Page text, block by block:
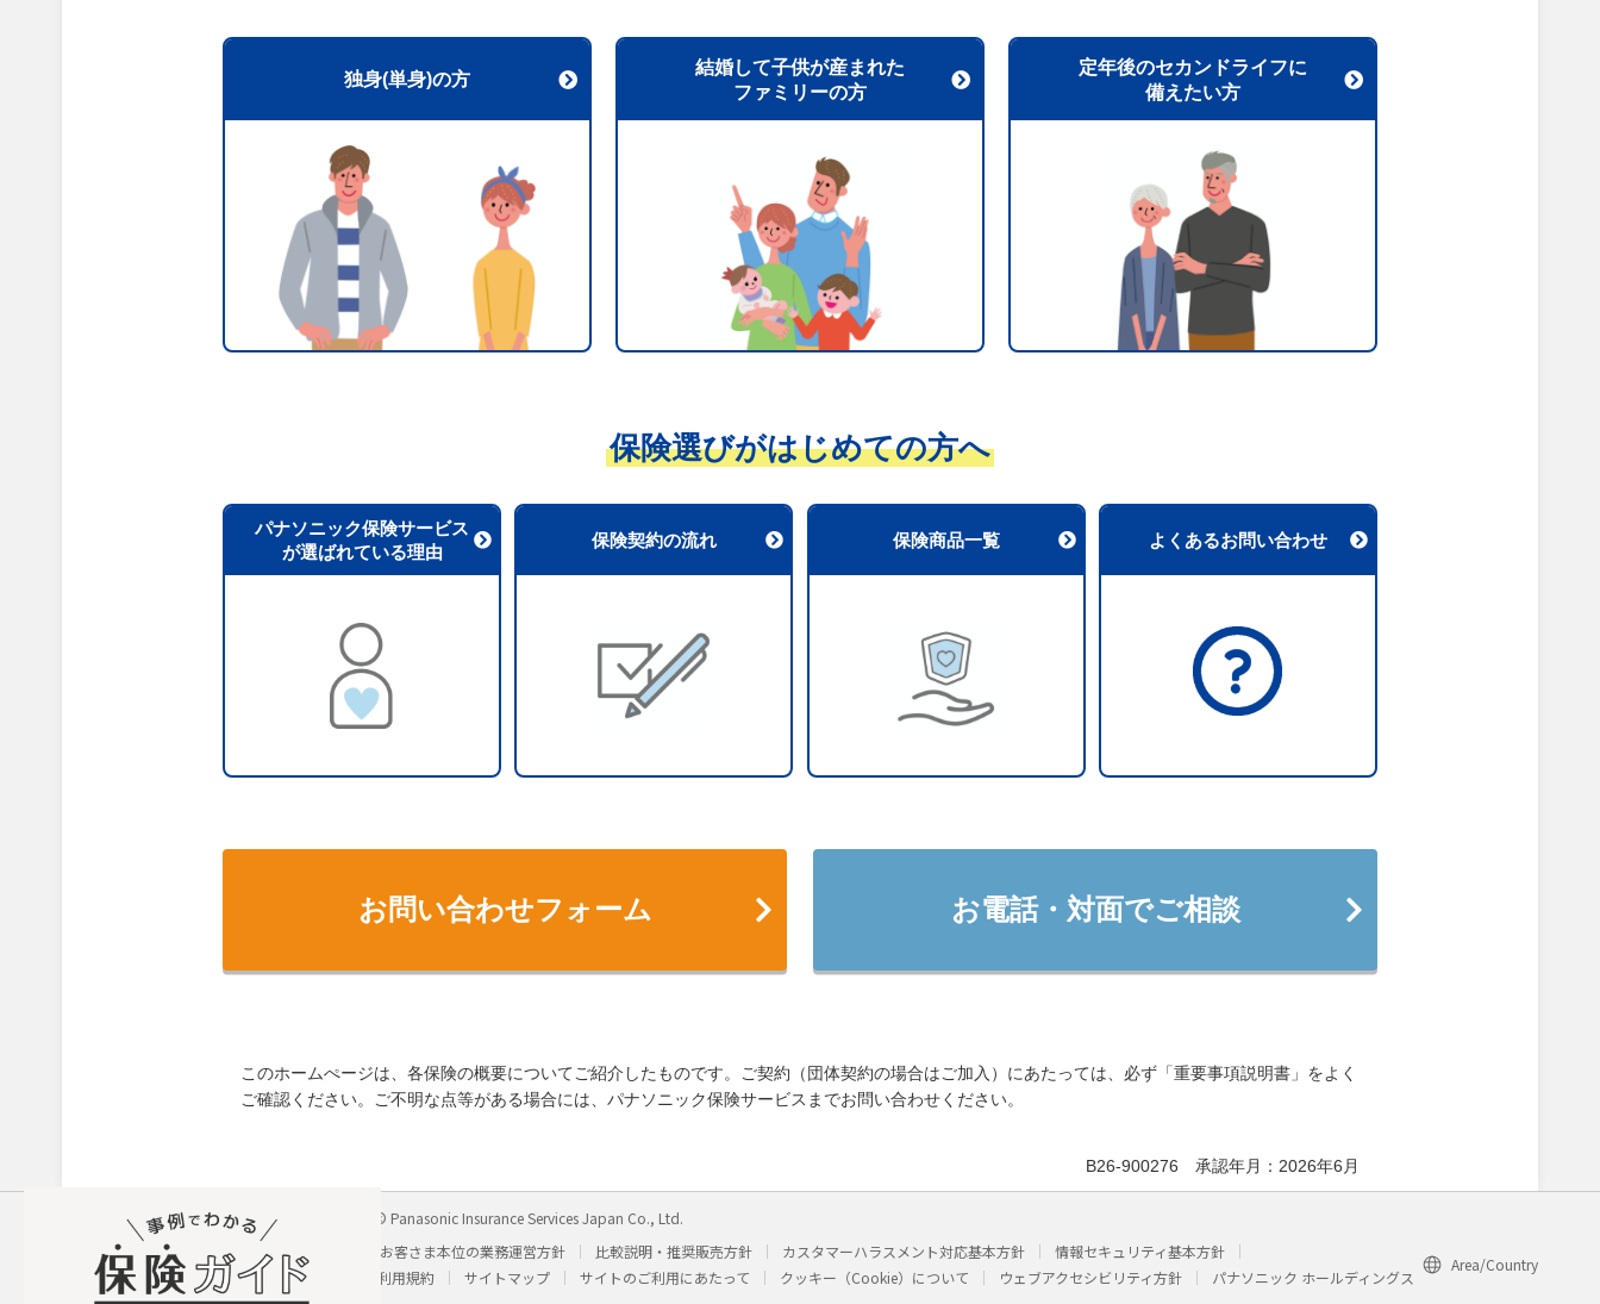
独身(単身)の方
結婚して子供が産まれた
ファミリーの方
定年後のセカンドライフに
備えたい方
保険選びがはじめての方へ
パナソニック保険サービス
が選ばれている理由
保険契約の流れ 保険商品一覧 よくあるお問い合わせ
お問い合わせフォーム お電話・対面でご相談
このホームぺージは、各保険の概要についてご紹介したものです。ご契約（団体契約の場合はご加入）にあたっては、必ず「重要事項説明書」をよく
ご確認ください。ご不明な点等がある場合には、パナソニック保険サービスまでお問い合わせください。
B26-900276 承認年月：2026年6月
パナソニック保険サービス株式会社
Copyright © Panasonic Insurance Services Japan Co., Ltd.
会社概要
個人情報保護方針 勧誘方針 お客さま本位の業務運営方針 比較説明・推奨販売方針 カスタマーハラスメント対応基本方針
情報セキュリティ基本方針
採用に関するお問い合わせ
わたしの保険手帳利用規約 サイトマップ サイトのご利用にあたって クッキー（Cookie）について ウェブアクセシビリティ方針 パナソニック ホールディングス
Area/Country